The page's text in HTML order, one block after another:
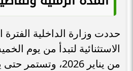
حددت وزارة الداخلية الفترة
الاستثنائية لتبدأ من يوم
من يناير 2026،